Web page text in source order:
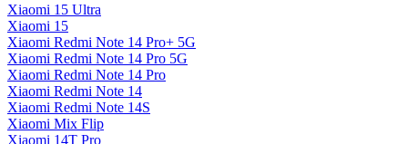
Xiaomi 15 Ultra
Xiaomi 15
Xiaomi Redmi Note 14 Pro+ 5G
Xiaomi Redmi Note 14 Pro 5G
Xiaomi Redmi Note 14 Pro
Xiaomi Redmi Note 14
Xiaomi Redmi Note 14S
Xiaomi Mix Flip
Xiaomi 14T Pro